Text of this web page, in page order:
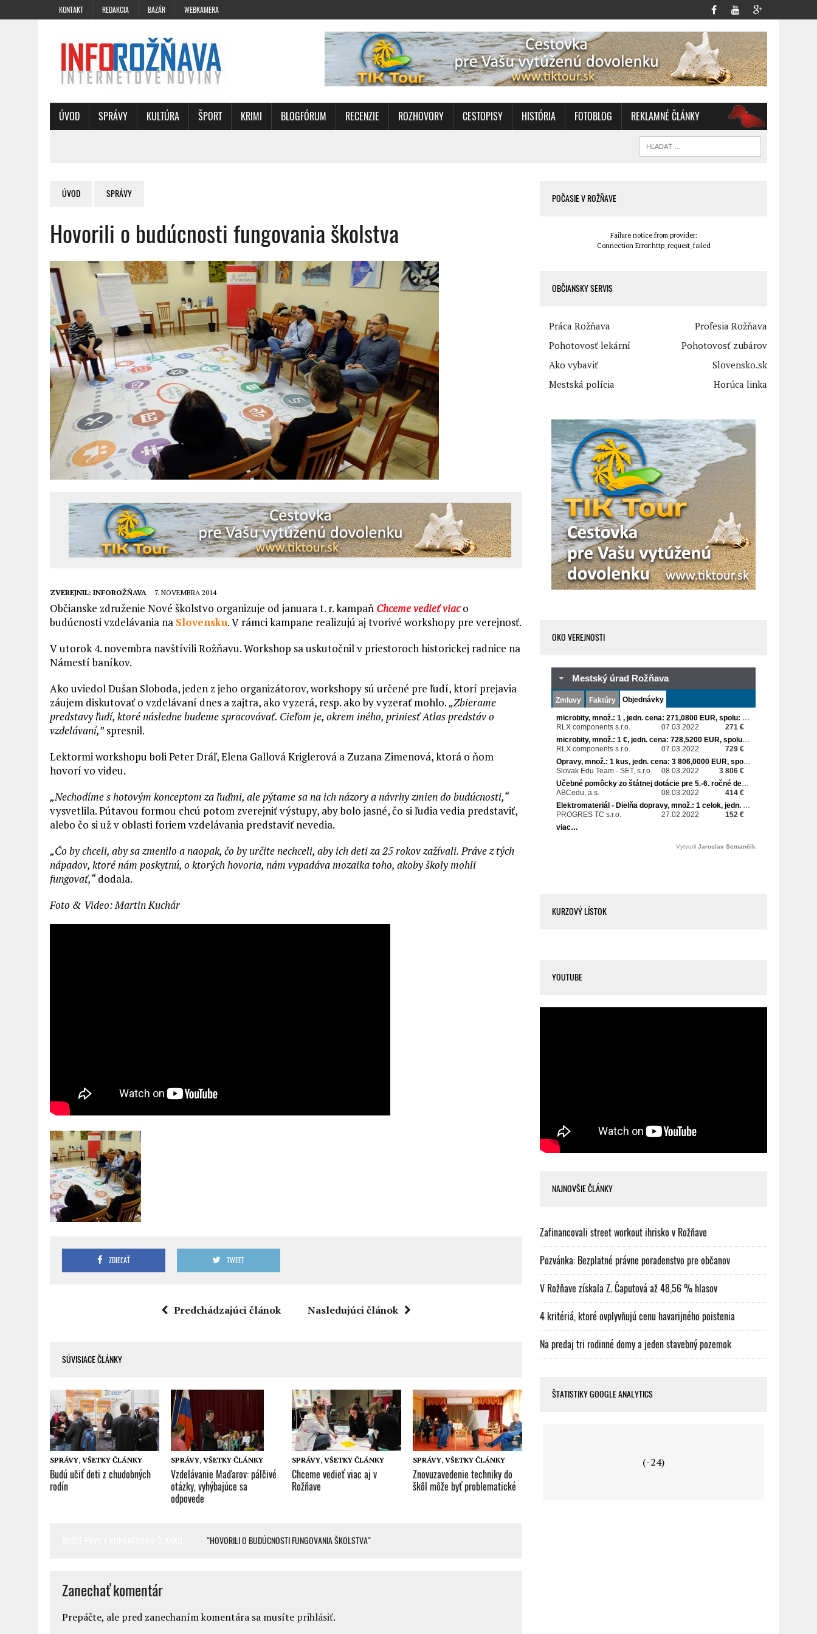
KONTAKT REDAKCIA BAZÁR WEBKAMERA
ÚVOD SPRÁVY KULTÚRA ŠPORT KRIMI BLOGFÓRUM RECENZIE ROZHOVORY CESTOPISY HISTÓRIA FOTOBLOG REKLAMNÉ ČLÁNKY OZ
ÚVOD SPRÁVY
Hovorili o budúcnosti fungovania školstva
ZVEREJNIL: INFOROŽŇAVA 7. NOVEMBRA 2014
Občianske združenie Nové školstvo organizuje od januara t. r. kampaň Chceme vedieť viaco
budúcnosti vzdelávania na Slovensku. V rámci kampane realizujú aj tvorivé workshopy pre verejnosť.
V utorok 4. novembra navštívili Rožňavu. Workshop sa uskutočnil v priestoroch historickej radnice na
Námestí baníkov.
Ako uviedol Dušan Sloboda, jeden z jeho organizátorov, workshopy sú určené pre ľudí, ktorí prejavia
záujem diskutovať o vzdelávaní dnes a zajtra, ako vyzerá, resp. ako by vyzerať mohlo.„Zbierame
predstavy ľudí, ktoré následne budeme spracovávať. Cieľom je, okrem iného, priniesť Atlas predstáv o
vzdelávaní,”spresnil.
Lektormi workshopu boli Peter Dráľ, Elena Gallová Kriglerová a Zuzana Zimenová, ktorá o ňom
hovorí vo videu.
„Nechodíme s hotovým konceptom za ľuďmi, ale pýtame sa na ich názory a návrhy zmien do budúcnosti,“
vysvetlila. Pútavou formou chcú potom zverejniť výstupy, aby bolo jasné, čo si ľudia vedia predstaviť,
alebo čo si už v oblasti foriem vzdelávania predstaviť nevedia.
„Čo by chceli, aby sa zmenilo a naopak, čo by určite nechceli, aby ich deti za 25 rokov zažívali. Práve z tých
nápadov, ktoré nám poskytnú, o ktorých hovoria, nám vypadáva mozaika toho, akoby školy mohli
fungovať,“dodala.
Foto & Video: Martin Kuchár
ZDIEĽAŤ TWEET
Predchádzajúci článok Nasledujúci článok
SÚVISIACE ČLÁNKY
SPRÁVY, VŠETKY ČLÁNKY
Budú učiť deti z chudobných
rodín
SPRÁVY,VŠETKY ČLÁNKY
Vzdelávanie Maďarov: pálčivé
otázky, vyhýbajúce sa
odpovede
SPRÁVY,VŠETKY ČLÁNKY
Chceme vedieť viac aj v
Rožňave
SPRÁVY,VŠETKY ČLÁNKY
Znovuzavedenie techniky do
škôl môže byť problematické
"HOVORILI O BUDÚCNOSTI FUNGOVANIA ŠKOLSTVA"
Zanechať komentár
Prepáčte, ale pred zanechaním komentára sa musíte prihlásiť.
POČASIE V ROŽŇAVE
Failure notice from provider:
Connection Error:http_request_failed
OBČIANSKY SERVIS
Práca Rožňava
Profesia Rožňava
Pohotovosť lekární
Pohotovosť zubárov
Ako vybaviť
Slovensko.sk
Mestská polícia
Horúca linka
OKO VEREJNOSTI
KURZOVÝ LÍSTOK
YOUTUBE
NAJNOVŠIE ČLÁNKY
Zafinancovali street workout ihrisko v Rožňave
Pozvánka: Bezplatné právne poradenstvo pre občanov
V Rožňave získala Z. Čaputová až 48,56 % hlasov
4 kritériá, ktoré ovplyvňujú cenu havarijného poistenia
Na predaj tri rodinné domy a jeden stavebný pozemok
ŠTATISTIKY GOOGLE ANALYTICS
(-24)